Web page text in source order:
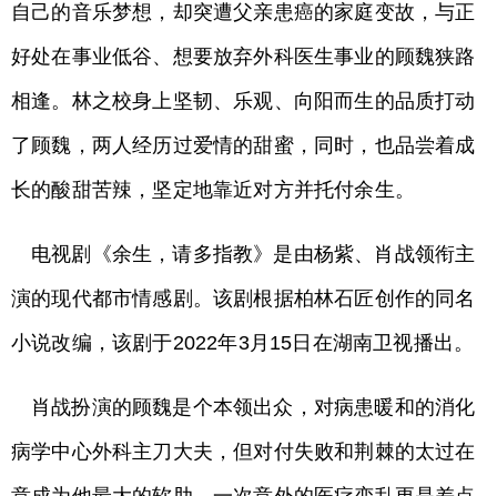
自己的音乐梦想，却突遭父亲患癌的家庭变故，与正
好处在事业低谷、想要放弃外科医生事业的顾魏狭路
相逢。林之校身上坚韧、乐观、向阳而生的品质打动
了顾魏，两人经历过爱情的甜蜜，同时，也品尝着成
长的酸甜苦辣，坚定地靠近对方并托付余生。
电视剧《余生，请多指教》是由杨紫、肖战领衔主
演的现代都市情感剧。该剧根据柏林石匠创作的同名
小说改编，该剧于2022年3月15日在湖南卫视播出。
肖战扮演的顾魏是个本领出众，对病患暖和的消化
病学中心外科主刀大夫，但对付失败和荆棘的太过在